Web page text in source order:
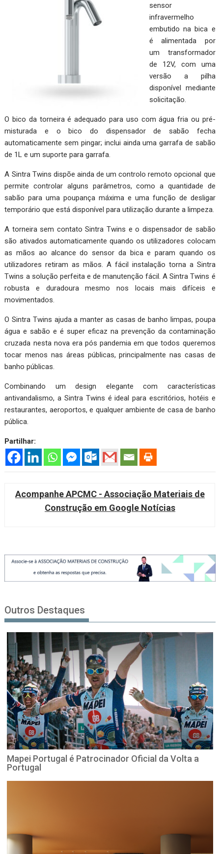
sensor
infravermelho
embutido na bica e
é alimentada por
um transformador
de 12V, com uma
versão a pilha
disponível mediante
solicitação.
O bico da torneira é adequado para uso com água fria ou pré-
misturada e o bico do dispensador de sabão fecha
automaticamente sem pingar; inclui ainda uma garrafa de sabão
de 1L e um suporte para garrafa.
A Sintra Twins dispõe ainda de um controlo remoto opcional que
permite controlar alguns parâmetros, como a quantidade de
sabão para uma poupança máxima e uma função de desligar
temporário que está disponível para utilização durante a limpeza.
A torneira sem contato Sintra Twins e o dispensador de sabão
são ativados automaticamente quando os utilizadores colocam
as mãos ao alcance do sensor da bica e param quando os
utilizadores retiram as mãos. A fácil instalação torna a Sintra
Twins a solução perfeita e de manutenção fácil. A Sintra Twins é
robusta e duradoura mesmo nos locais mais difíceis e
movimentados.
O Sintra Twins ajuda a manter as casas de banho limpas, poupa
água e sabão e é super eficaz na prevenção da contaminação
cruzada nesta nova era pós pandemia em que todos queremos
tocar menos nas áreas públicas, principalmente nas casas de
banho públicas.
Combinando um design elegante com características
antivandalismo, a Sintra Twins é ideal para escritórios, hotéis e
restaurantes, aeroportos, e qualquer ambiente de casa de banho
pública.
Partilhar:
Acompanhe APCMC - Associação Materiais de
Construção em Google Notícias
Outros Destaques
Mapei Portugal é Patrocinador Oficial da Volta a
Portugal